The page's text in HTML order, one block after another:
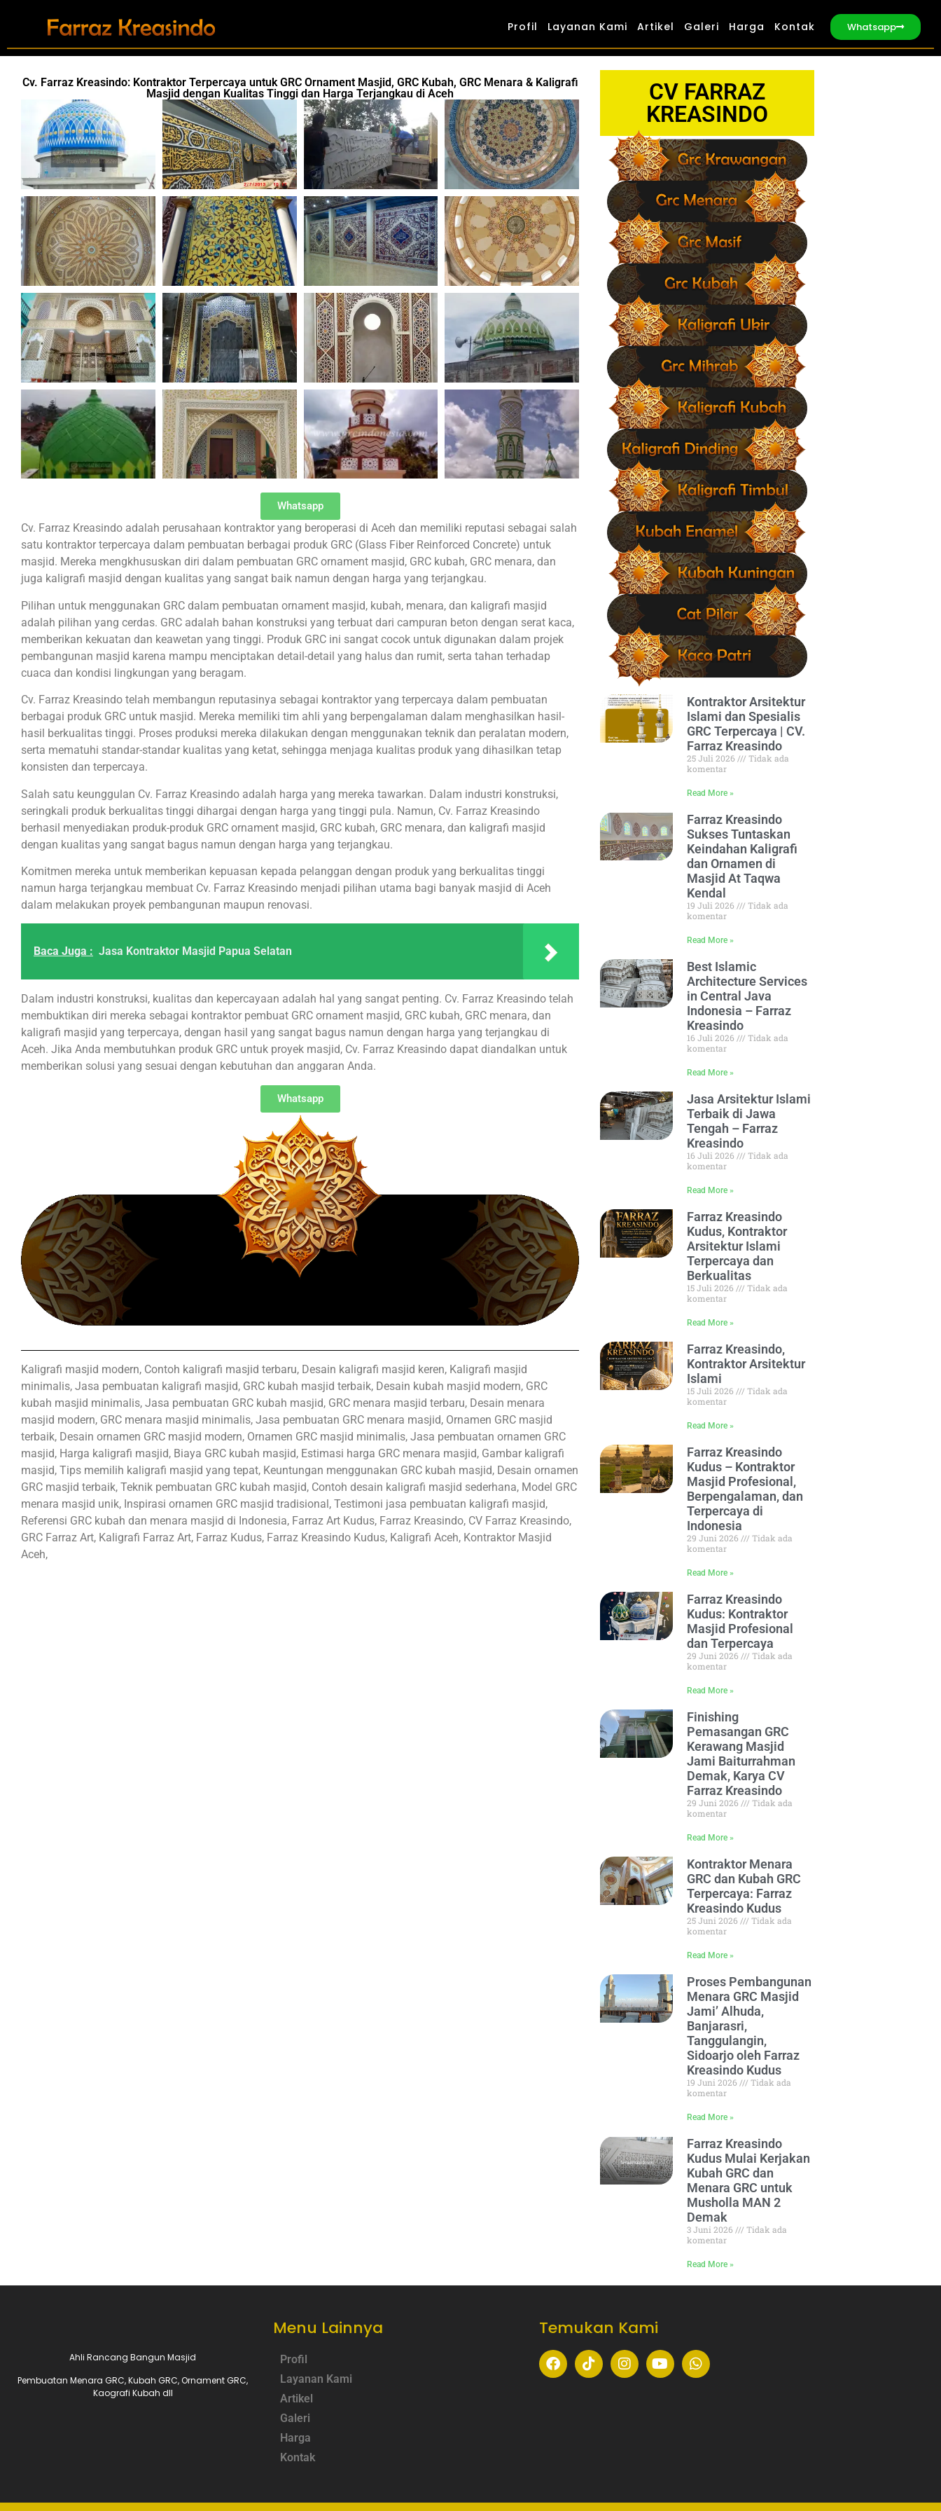
Profil Layanan Kami Artikel Galeri Harga Kontak Whatsapp
Cv. Farraz Kreasindo: Kontraktor Terpercaya untuk GRC Ornament Masjid, GRC Kubah, GRC Menara & Kaligrafi
Masjid dengan Kualitas Tinggi dan Harga Terjangkau di Aceh
Whatsapp
Cv. Farraz Kreasindo adalah perusahaan kontraktor yang beroperasi di Aceh dan memiliki reputasi sebagai salah
satu kontraktor terpercaya dalam pembuatan berbagai produk GRC (Glass Fiber Reinforced Concrete) untuk
masjid. Mereka mengkhususkan diri dalam pembuatan GRC ornament masjid, GRC kubah, GRC menara, dan
juga kaligrafi masjid dengan kualitas yang sangat baik namun dengan harga yang terjangkau.
Pilihan untuk menggunakan GRC dalam pembuatan ornament masjid, kubah, menara, dan kaligrafi masjid
adalah pilihan yang cerdas. GRC adalah bahan konstruksi yang terbuat dari campuran beton dengan serat kaca,
memberikan kekuatan dan keawetan yang tinggi. Produk GRC ini sangat cocok untuk digunakan dalam projek
pembangunan masjid karena mampu menciptakan detail-detail yang halus dan rumit, serta tahan terhadap
cuaca dan kondisi lingkungan yang beragam.
Cv. Farraz Kreasindo telah membangun reputasinya sebagai kontraktor yang terpercaya dalam pembuatan
berbagai produk GRC untuk masjid. Mereka memiliki tim ahli yang berpengalaman dalam menghasilkan hasil-
hasil berkualitas tinggi. Proses produksi mereka dilakukan dengan menggunakan teknik dan peralatan modern,
serta mematuhi standar-standar kualitas yang ketat, sehingga menjaga kualitas produk yang dihasilkan tetap
konsisten dan terpercaya.
Salah satu keunggulan Cv. Farraz Kreasindo adalah harga yang mereka tawarkan. Dalam industri konstruksi,
seringkali produk berkualitas tinggi dihargai dengan harga yang tinggi pula. Namun, Cv. Farraz Kreasindo
berhasil menyediakan produk-produk GRC ornament masjid, GRC kubah, GRC menara, dan kaligrafi masjid
dengan kualitas yang sangat bagus namun dengan harga yang terjangkau.
Komitmen mereka untuk memberikan kepuasan kepada pelanggan dengan produk yang berkualitas tinggi
namun harga terjangkau membuat Cv. Farraz Kreasindo menjadi pilihan utama bagi banyak masjid di Aceh
dalam melakukan proyek pembangunan maupun renovasi.
Baca Juga : Jasa Kontraktor Masjid Papua Selatan
Dalam industri konstruksi, kualitas dan kepercayaan adalah hal yang sangat penting. Cv. Farraz Kreasindo telah
membuktikan diri mereka sebagai kontraktor pembuat GRC ornament masjid, GRC kubah, GRC menara, dan
kaligrafi masjid yang terpercaya, dengan hasil yang sangat bagus namun dengan harga yang terjangkau di
Aceh. Jika Anda membutuhkan produk GRC untuk proyek masjid, Cv. Farraz Kreasindo dapat diandalkan untuk
memberikan solusi yang sesuai dengan kebutuhan dan anggaran Anda.
Whatsapp
Kaligrafi masjid modern, Contoh kaligrafi masjid terbaru, Desain kaligrafi masjid keren, Kaligrafi masjid
minimalis, Jasa pembuatan kaligrafi masjid, GRC kubah masjid terbaik, Desain kubah masjid modern, GRC
kubah masjid minimalis, Jasa pembuatan GRC kubah masjid, GRC menara masjid terbaru, Desain menara
masjid modern, GRC menara masjid minimalis, Jasa pembuatan GRC menara masjid, Ornamen GRC masjid
terbaik, Desain ornamen GRC masjid modern, Ornamen GRC masjid minimalis, Jasa pembuatan ornamen GRC
masjid, Harga kaligrafi masjid, Biaya GRC kubah masjid, Estimasi harga GRC menara masjid, Gambar kaligrafi
masjid, Tips memilih kaligrafi masjid yang tepat, Keuntungan menggunakan GRC kubah masjid, Desain ornamen
GRC masjid terbaik, Teknik pembuatan GRC kubah masjid, Contoh desain kaligrafi masjid sederhana, Model GRC
menara masjid unik, Inspirasi ornamen GRC masjid tradisional, Testimoni jasa pembuatan kaligrafi masjid,
Referensi GRC kubah dan menara masjid di Indonesia, Farraz Art Kudus, Farraz Kreasindo, CV Farraz Kreasindo,
GRC Farraz Art, Kaligrafi Farraz Art, Farraz Kudus, Farraz Kreasindo Kudus, Kaligrafi Aceh, Kontraktor Masjid
Aceh,
CV FARRAZ
KREASINDO
Kontraktor Arsitektur
Islami dan Spesialis
GRC Terpercaya | CV.
Farraz Kreasindo
25 Juli 2026
Tidak ada
komentar
Read More »
Farraz Kreasindo
Sukses Tuntaskan
Keindahan Kaligrafi
dan Ornamen di
Masjid At Taqwa
Kendal
19 Juli 2026
Tidak ada
komentar
Read More »
Best Islamic
Architecture Services
in Central Java
Indonesia – Farraz
Kreasindo
16 Juli 2026
Tidak ada
komentar
Read More »
Jasa Arsitektur Islami
Terbaik di Jawa
Tengah – Farraz
Kreasindo
16 Juli 2026
Tidak ada
komentar
Read More »
Farraz Kreasindo
Kudus, Kontraktor
Arsitektur Islami
Terpercaya dan
Berkualitas
15 Juli 2026
Tidak ada
komentar
Read More »
Farraz Kreasindo,
Kontraktor Arsitektur
Islami
15 Juli 2026
Tidak ada
komentar
Read More »
Farraz Kreasindo
Kudus – Kontraktor
Masjid Profesional,
Berpengalaman, dan
Terpercaya di
Indonesia
29 Juni 2026
Tidak ada
komentar
Read More »
Farraz Kreasindo
Kudus: Kontraktor
Masjid Profesional
dan Terpercaya
29 Juni 2026
Tidak ada
komentar
Read More »
Finishing
Pemasangan GRC
Kerawang Masjid
Jami Baiturrahman
Demak, Karya CV
Farraz Kreasindo
29 Juni 2026
Tidak ada
komentar
Read More »
Kontraktor Menara
GRC dan Kubah GRC
Terpercaya: Farraz
Kreasindo Kudus
25 Juni 2026
Tidak ada
komentar
Read More »
Proses Pembangunan
Menara GRC Masjid
Jami’ Alhuda,
Banjarasri,
Tanggulangin,
Sidoarjo oleh Farraz
Kreasindo Kudus
19 Juni 2026
Tidak ada
komentar
Read More »
Farraz Kreasindo
Kudus Mulai Kerjakan
Kubah GRC dan
Menara GRC untuk
Musholla MAN 2
Demak
3 Juni 2026
Tidak ada
komentar
Read More »
Ahli Rancang Bangun Masjid
Pembuatan Menara GRC, Kubah GRC, Ornament GRC,
Kaografi Kubah dll
Menu Lainnya
Profil
Layanan Kami
Artikel
Galeri
Harga
Kontak
Temukan Kami